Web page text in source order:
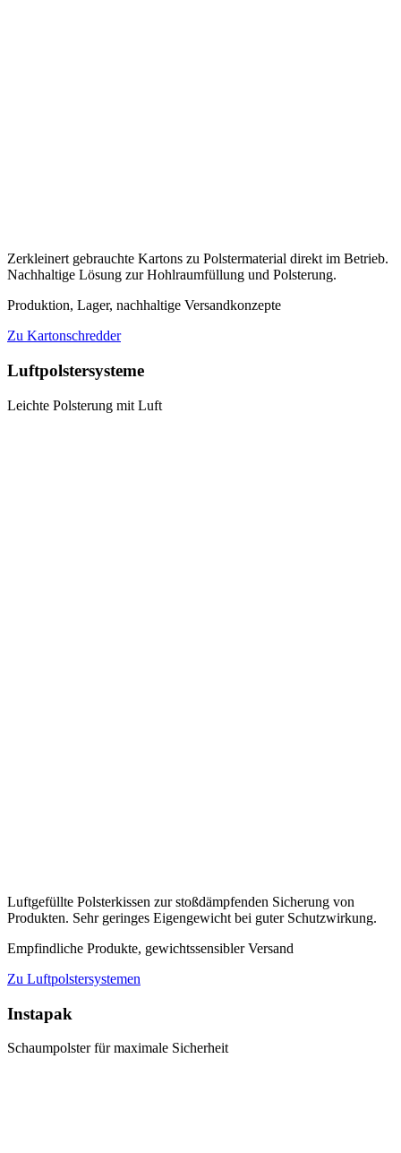
Zerkleinert gebrauchte Kartons zu Polstermaterial direkt im Betrieb.
Nachhaltige Lösung zur Hohlraumfüllung und Polsterung.
Produktion, Lager, nachhaltige Versandkonzepte
Zu Kartonschredder
Luftpolstersysteme
Leichte Polsterung mit Luft
Luftgefüllte Polsterkissen zur stoßdämpfenden Sicherung von
Produkten. Sehr geringes Eigengewicht bei guter Schutzwirkung.
Empfindliche Produkte, gewichtssensibler Versand
Zu Luftpolstersystemen
Instapak
Schaumpolster für maximale Sicherheit